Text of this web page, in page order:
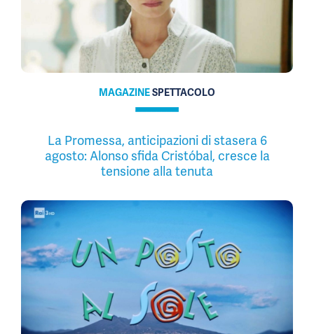
MAGAZINESPETTACOLO
La Promessa, anticipazioni di stasera 6
agosto: Alonso sfida Cristóbal, cresce la
tensione alla tenuta